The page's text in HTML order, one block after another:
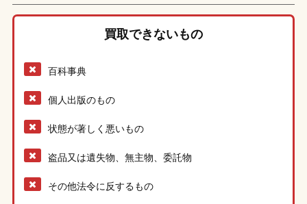
買取できないもの
百科事典
個人出版のもの
状態が著しく悪いもの
盗品又は遺失物、無主物、委託物
その他法令に反するもの